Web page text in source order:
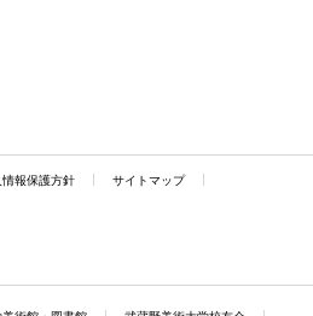
報保護方針
サイトマップ